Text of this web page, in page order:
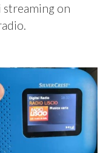
on